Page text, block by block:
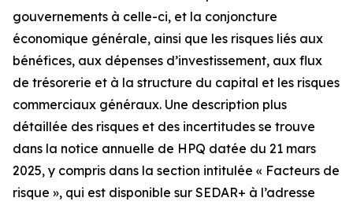
gouvernements à celle-ci, et la conjoncture
économique générale, ainsi que les risques liés aux
bénéfices, aux dépenses d’investissement, aux flux
de trésorerie et à la structure du capital et les risques
commerciaux généraux. Une description plus
détaillée des risques et des incertitudes se trouve
dans la notice annuelle de HPQ datée du 21 mars
2025, y compris dans la section intitulée « Facteurs de
risque », qui est disponible sur SEDAR+ à l’adresse